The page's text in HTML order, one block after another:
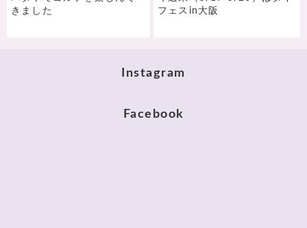
きました
フェスin大阪
Instagram
Facebook